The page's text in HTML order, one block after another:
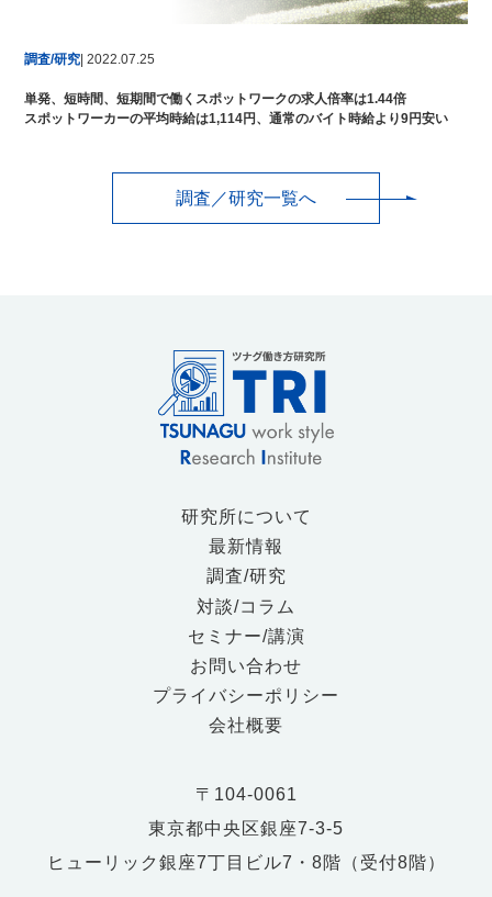
調査/研究 | 2022.07.25
単発、短時間、短期間で働くスポットワークの求人倍率は1.44倍
スポットワーカーの平均時給は1,114円、通常のバイト時給より9円安い
調査／研究一覧へ
研究所について
最新情報
調査/研究
対談/コラム
セミナー/講演
お問い合わせ
プライバシーポリシー
会社概要
〒104-0061
東京都中央区銀座7-3-5
ヒューリック銀座7丁目ビル7・8階（受付8階）